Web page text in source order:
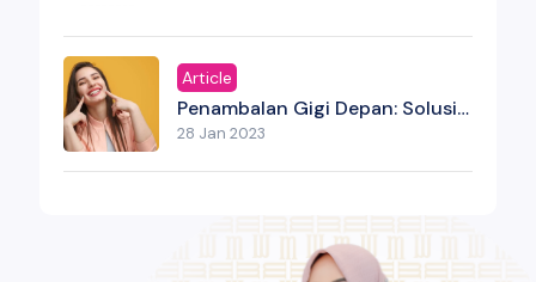
Article
Penambalan Gigi Depan: Solusi
Estetik Untuk Senyum Yang
28 Jan 2023